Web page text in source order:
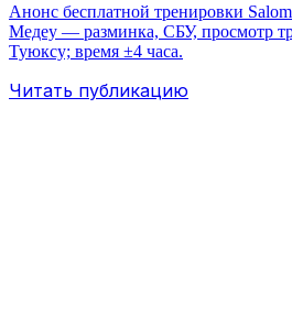
Анонс бесплатной тренировки
Медеу — разминка, СБУ, просмотр
Туюксу; время ±4 часа.
Читать публикацию